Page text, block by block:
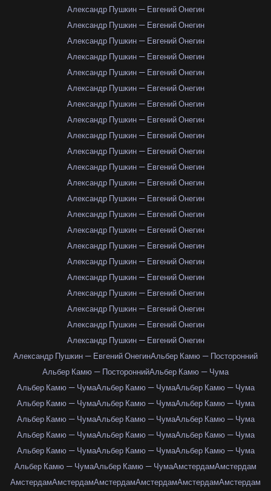
Александр Пушкин — Евгений Онегин
Александр Пушкин — Евгений Онегин
Александр Пушкин — Евгений Онегин
Александр Пушкин — Евгений Онегин
Александр Пушкин — Евгений Онегин
Александр Пушкин — Евгений Онегин
Александр Пушкин — Евгений Онегин
Александр Пушкин — Евгений Онегин
Александр Пушкин — Евгений Онегин
Александр Пушкин — Евгений Онегин
Александр Пушкин — Евгений Онегин
Александр Пушкин — Евгений Онегин
Александр Пушкин — Евгений Онегин
Александр Пушкин — Евгений Онегин
Александр Пушкин — Евгений Онегин
Александр Пушкин — Евгений Онегин
Александр Пушкин — Евгений Онегин
Александр Пушкин — Евгений Онегин
Александр Пушкин — Евгений Онегин
Александр Пушкин — Евгений Онегин
Александр Пушкин — Евгений Онегин
Александр Пушкин — Евгений Онегин
Александр Пушкин — Евгений ОнегинАльбер Камю — Посторонний
Альбер Камю — ПостороннийАльбер Камю — Чума
Альбер Камю — ЧумаАльбер Камю — ЧумаАльбер Камю — Чума
Альбер Камю — ЧумаАльбер Камю — ЧумаАльбер Камю — Чума
Альбер Камю — ЧумаАльбер Камю — ЧумаАльбер Камю — Чума
Альбер Камю — ЧумаАльбер Камю — ЧумаАльбер Камю — Чума
Альбер Камю — ЧумаАльбер Камю — ЧумаАльбер Камю — Чума
Альбер Камю — ЧумаАльбер Камю — ЧумаАмстердамАмстердам
АмстердамАмстердамАмстердамАмстердамАмстердамАмстердам